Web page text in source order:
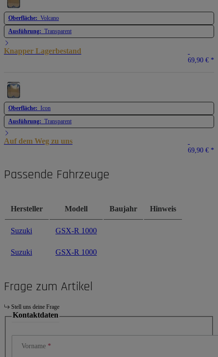
Oberfläche: Volcano
Ausführung: Transparent
Knapper Lagerbestand
69,90 € *
Oberfläche: Icon
Ausführung: Transparent
Auf dem Weg zu uns
69,90 € *
Passende Fahrzeuge
Hersteller Modell Baujahr Hinweis
Suzuki GSX-R 1000
Suzuki GSX-R 1000
Frage zum Artikel
Stell uns deine Frage
Kontaktdaten
Vorname